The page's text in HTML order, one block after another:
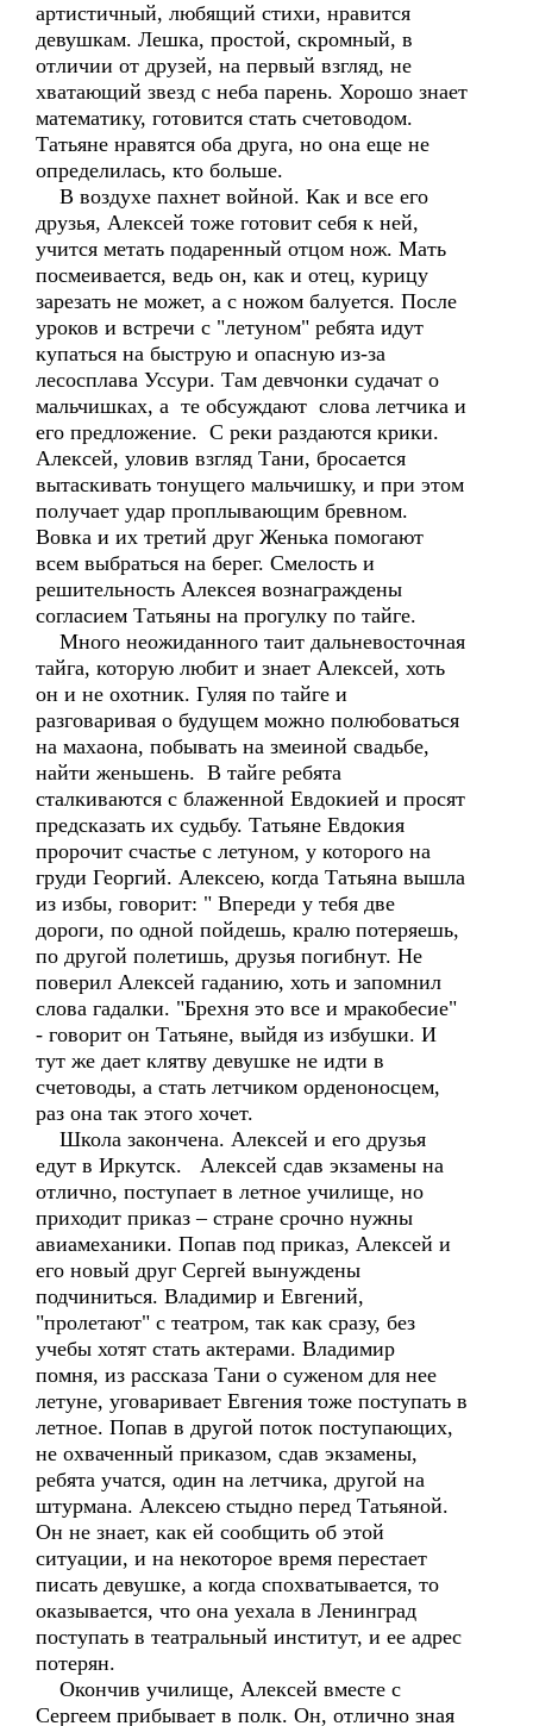
артистичный, любящий стихи, нравится
девушкам. Лешка, простой, скромный, в
отличии от друзей, на первый взгляд, не
хватающий звезд с неба парень. Хорошо знает
математику, готовится стать счетоводом.
Татьяне нравятся оба друга, но она еще не
определилась, кто больше.
В воздухе пахнет войной. Как и все его
друзья, Алексей тоже готовит себя к ней,
учится метать подаренный отцом нож. Мать
посмеивается, ведь он, как и отец, курицу
зарезать не может, а с ножом балуется. После
уроков и встречи с "летуном" ребята идут
купаться на быструю и опасную из-за
лесосплава Уссури. Там девчонки судачат о
мальчишках, а те обсуждают слова летчика и
его предложение. С реки раздаются крики.
Алексей, уловив взгляд Тани, бросается
вытаскивать тонущего мальчишку, и при этом
получает удар проплывающим бревном.
Вовка и их третий друг Женька помогают
всем выбраться на берег. Смелость и
решительность Алексея вознаграждены
согласием Татьяны на прогулку по тайге.
Много неожиданного таит дальневосточная
тайга, которую любит и знает Алексей, хоть
он и не охотник. Гуляя по тайге и
разговаривая о будущем можно полюбоваться
на махаона, побывать на змеиной свадьбе,
найти женьшень. В тайге ребята
сталкиваются с блаженной Евдокией и просят
предсказать их судьбу. Татьяне Евдокия
пророчит счастье с летуном, у которого на
груди Георгий. Алексею, когда Татьяна вышла
из избы, говорит: " Впереди у тебя две
дороги, по одной пойдешь, кралю потеряешь,
по другой полетишь, друзья погибнут. Не
поверил Алексей гаданию, хоть и запомнил
слова гадалки. "Брехня это все и мракобесие"
- говорит он Татьяне, выйдя из избушки. И
тут же дает клятву девушке не идти в
счетоводы, а стать летчиком орденоносцем,
раз она так этого хочет.
Школа закончена. Алексей и его друзья
едут в Иркутск. Алексей сдав экзамены на
отлично, поступает в летное училище, но
приходит приказ – стране срочно нужны
авиамеханики. Попав под приказ, Алексей и
его новый друг Сергей вынуждены
подчиниться. Владимир и Евгений,
"пролетают" с театром, так как сразу, без
учебы хотят стать актерами. Владимир
помня, из рассказа Тани о суженом для нее
летуне, уговаривает Евгения тоже поступать в
летное. Попав в другой поток поступающих,
не охваченный приказом, сдав экзамены,
ребята учатся, один на летчика, другой на
штурмана. Алексею стыдно перед Татьяной.
Он не знает, как ей сообщить об этой
ситуации, и на некоторое время перестает
писать девушке, а когда спохватывается, то
оказывается, что она уехала в Ленинград
поступать в театральный институт, и ее адрес
потерян.
Окончив училище, Алексей вместе с
Сергеем прибывает в полк. Он, отлично зная